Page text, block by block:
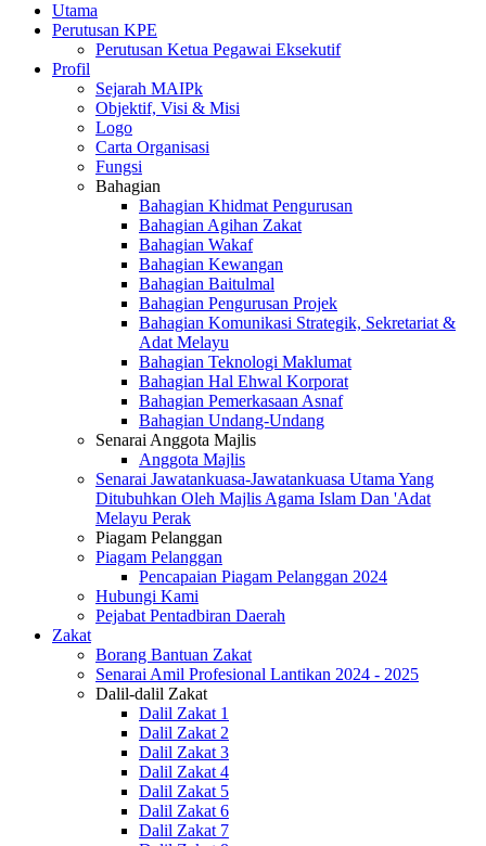
Utama
Perutusan KPE
Perutusan Ketua Pegawai Eksekutif
Profil
Sejarah MAIPk
Objektif, Visi & Misi
Logo
Carta Organisasi
Fungsi
Bahagian
Bahagian Khidmat Pengurusan
Bahagian Agihan Zakat
Bahagian Wakaf
Bahagian Kewangan
Bahagian Baitulmal
Bahagian Pengurusan Projek
Bahagian Komunikasi Strategik, Sekretariat &
Adat Melayu
Bahagian Teknologi Maklumat
Bahagian Hal Ehwal Korporat
Bahagian Pemerkasaan Asnaf
Bahagian Undang-Undang
Senarai Anggota Majlis
Anggota Majlis
Senarai Jawatankuasa-Jawatankuasa Utama Yang
Ditubuhkan Oleh Majlis Agama Islam Dan 'Adat
Melayu Perak
Piagam Pelanggan
Piagam Pelanggan
Pencapaian Piagam Pelanggan 2024
Hubungi Kami
Pejabat Pentadbiran Daerah
Zakat
Borang Bantuan Zakat
Senarai Amil Profesional Lantikan 2024 - 2025
Dalil-dalil Zakat
Dalil Zakat 1
Dalil Zakat 2
Dalil Zakat 3
Dalil Zakat 4
Dalil Zakat 5
Dalil Zakat 6
Dalil Zakat 7